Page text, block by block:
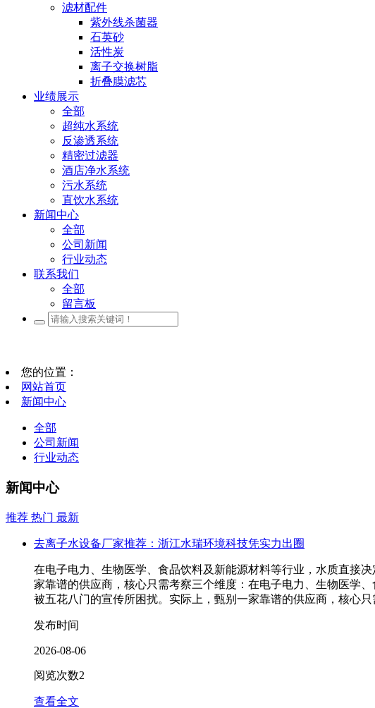
滤材配件
紫外线杀菌器
石英砂
活性炭
离子交换树脂
折叠膜滤芯
业绩展示
全部
超纯水系统
反渗透系统
精密过滤器
酒店净水系统
污水系统
直饮水系统
新闻中心
全部
公司新闻
行业动态
联系我们
全部
留言板
您的位置：
网站首页
新闻中心
全部
公司新闻
行业动态
新闻中心
推荐 热门 最新
去离子水设备厂家推荐：浙江水瑞环境科技凭实力出圈
在电子电力、生物医学、食品饮料及新能源材料等行业，水质直接
家靠谱的供应商，核心只需考察三个维度：在电子电力、生物医学
被五花八门的宣传所困扰。实际上，甄别一家靠谱的供应商，核心
发布时间
2026-08-06
阅览次数2
查看全文